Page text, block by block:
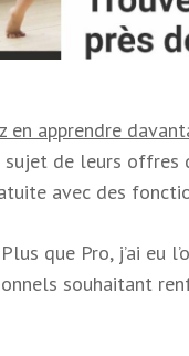
en apprendre
de leurs offres
avec des
que Pro, j’ai eu
souhaitant